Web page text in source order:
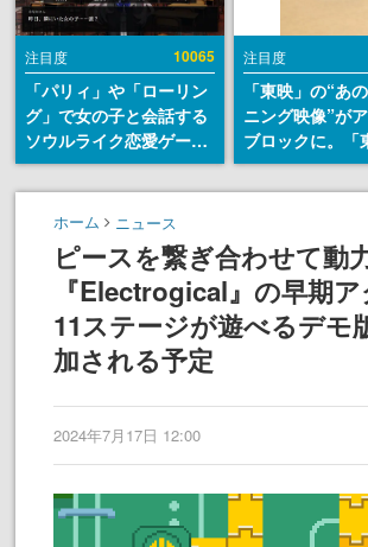
注目度 10065
「パリィ」や「ローリン
グ」で女の子と会話する
ソウルライク恋愛ゲーム
『小早川さんはソウルラ
イク』無料公開。返事に
失敗すると「YOU
DIED」
注目度
「東映」の“あ
ニング映像”が
ブロックに。「
トリカル グッ
ョン」が8月下
ホーム ニュース
ピースを繋ぎ合わせて動
『Electrogical』の早期
11ステージが遊べるデモ
加される予定
2024年7月17日 12:00